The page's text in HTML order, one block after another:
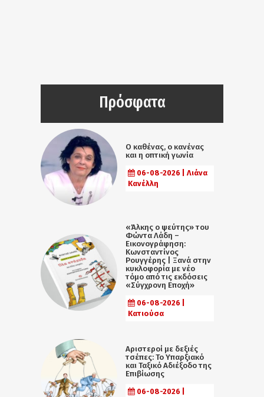
Πρόσφατα
Ο καθένας, ο κανένας
και η οπτική γωνία
06-08-2026 | Λιάνα
Κανέλλη
«Άλκης ο ψεύτης» του
Φώντα Λάδη –
Εικονογράφηση:
Κωνσταντίνος
Ρουγγέρης | Ξανά στην
κυκλοφορία με νέο
τόμο από τις εκδόσεις
«Σύγχρονη Εποχή»
06-08-2026 |
Κατιούσα
Αριστεροί με δεξιές
τσέπες: Το Υπαρξιακό
και Ταξικό Αδιέξοδο της
Επιβίωσης
06-08-2026 |